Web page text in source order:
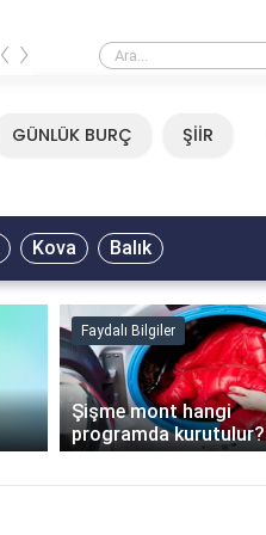
Mirkelam - Tavla Sözleri
‹ ›
GÜNLÜK BURÇ ŞİİR
Kova Balık
Faydalı Bilgiler
Şişme mont hangi
programda kurutulur?